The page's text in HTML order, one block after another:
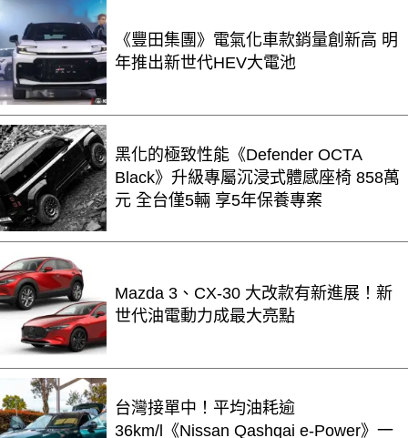
《豐田集團》電氣化車款銷量創新高 明
年推出新世代HEV大電池
黑化的極致性能《Defender OCTA
Black》升級專屬沉浸式體感座椅 858萬
元 全台僅5輛 享5年保養專案
Mazda 3、CX-30 大改款有新進展！新
世代油電動力成最大亮點
台灣接單中！平均油耗逾
36km/l《Nissan Qashqai e-Power》一